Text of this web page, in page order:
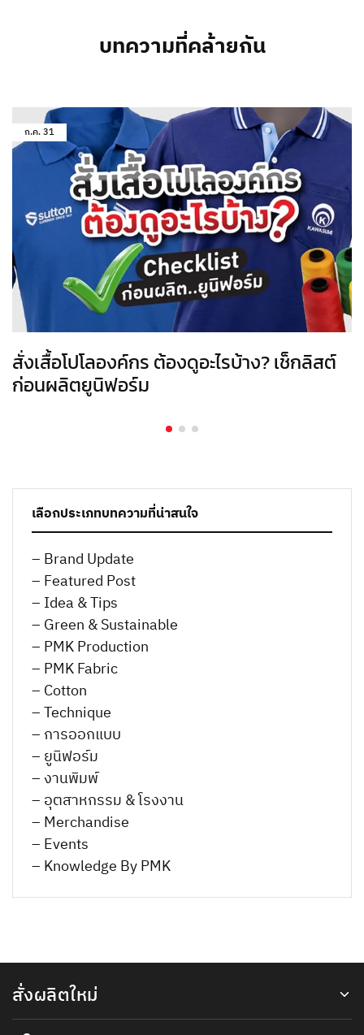
บทความที่คล้ายกัน
ก.ค.31
สั่งเสื้อโปโลองค์กร ต้องดูอะไรบ้าง? เช็กลิสต์
ก่อนผลิตยูนิฟอร์ม
เลือกประเภทบทความที่น่าสนใจ
– Brand Update
– Featured Post
– Idea & Tips
– Green & Sustainable
– PMK Production
– PMK Fabric
– Cotton
– Technique
– การออกแบบ
– ยูนิฟอร์ม
– งานพิมพ์
– อุตสาหกรรม & โรงงาน
– Merchandise
– Events
– Knowledge By PMK
สั่งผลิตใหม่